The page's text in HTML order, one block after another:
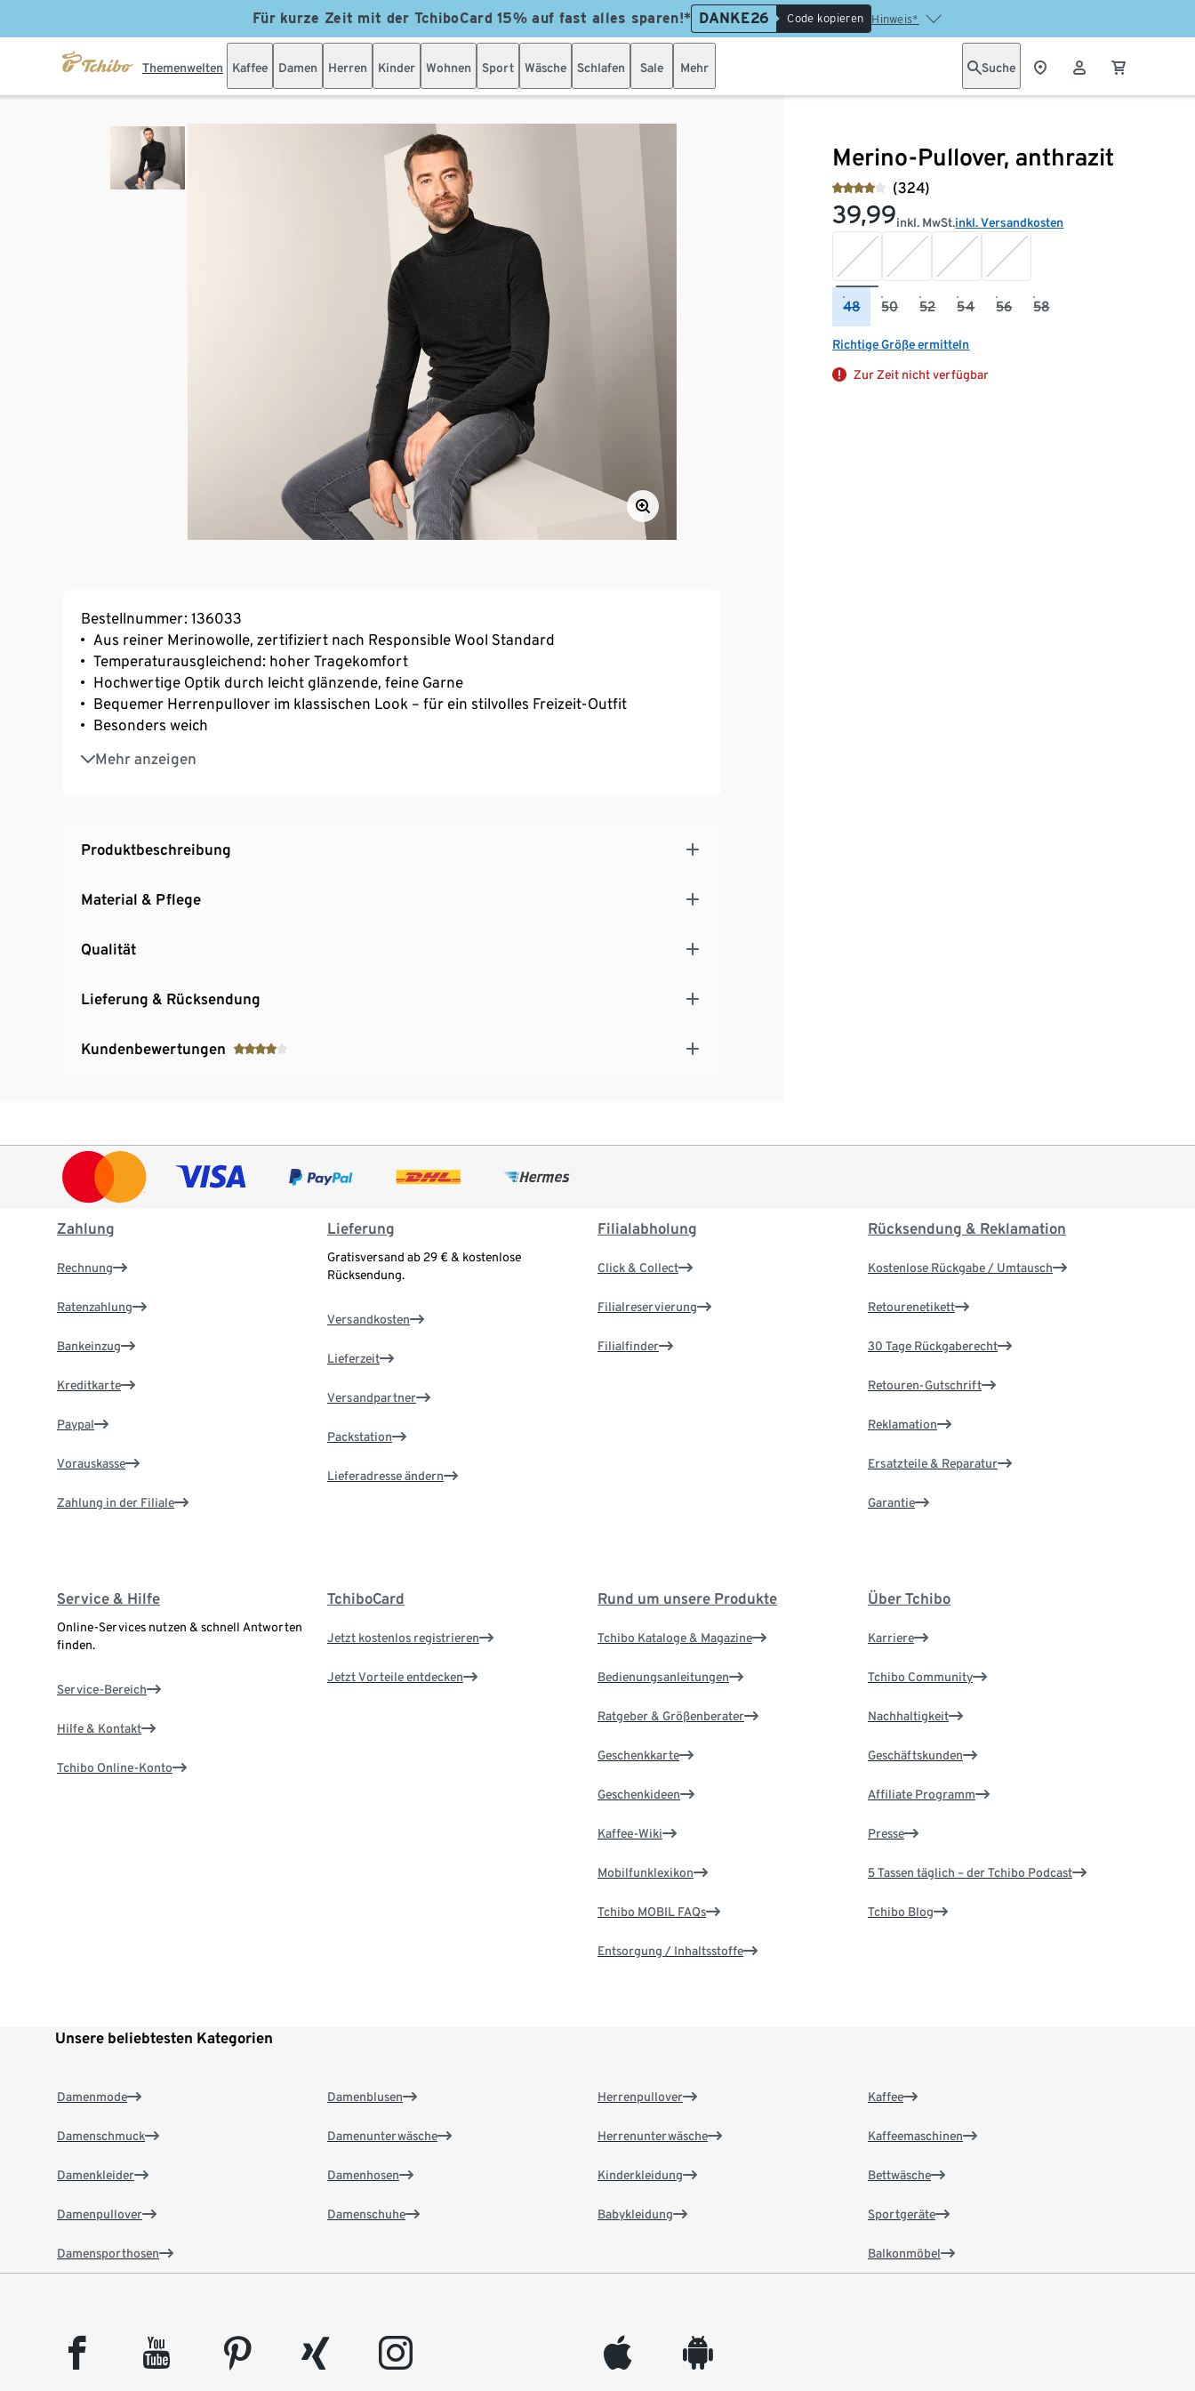
Für kurze Zeit mit der TchiboCard 15% auf fast alles sparen!* DANKE26 Code kopieren Hinweis*
Themenwelten Kaffee Damen Herren Kinder Wohnen Sport Wäsche Schlafen Sale Mehr Suche
Merino-Pullover, anthrazit
(324)
39,99inkl. MwSt.inkl. Versandkosten
48 50 52 54 56 58
Richtige Größe ermitteln
Zur Zeit nicht verfügbar
Bestellnummer: 136033
Aus reiner Merinowolle, zertifiziert nach Responsible Wool Standard
Temperaturausgleichend: hoher Tragekomfort
Hochwertige Optik durch leicht glänzende, feine Garne
Bequemer Herrenpullover im klassischen Look – für ein stilvolles Freizeit-Outfit
Besonders weich
Mehr anzeigen
Eleganter Rollkragen
Mit formstabilen Bündchen
Produktbeschreibung
Material & Pflege
Qualität
Lieferung & Rücksendung
Kundenbewertungen
Zahlung
Rechnung
Ratenzahlung
Bankeinzug
Kreditkarte
Paypal
Vorauskasse
Zahlung in der Filiale
Lieferung
Gratisversand ab 29 € & kostenlose
Rücksendung.
Versandkosten
Lieferzeit
Versandpartner
Packstation
Lieferadresse ändern
Filialabholung
Click & Collect
Filialreservierung
Filialfinder
Rücksendung & Reklamation
Kostenlose Rückgabe / Umtausch
Retourenetikett
30 Tage Rückgaberecht
Retouren-Gutschrift
Reklamation
Ersatzteile & Reparatur
Garantie
Service & Hilfe
Online-Services nutzen & schnell Antworten
finden.
Service-Bereich
Hilfe & Kontakt
Tchibo Online-Konto
TchiboCard
Jetzt kostenlos registrieren
Jetzt Vorteile entdecken
Rund um unsere Produkte
Tchibo Kataloge & Magazine
Bedienungsanleitungen
Ratgeber & Größenberater
Geschenkkarte
Geschenkideen
Kaffee-Wiki
Mobilfunklexikon
Tchibo MOBIL FAQs
Entsorgung / Inhaltsstoffe
Über Tchibo
Karriere
Tchibo Community
Nachhaltigkeit
Geschäftskunden
Affiliate Programm
Presse
5 Tassen täglich – der Tchibo Podcast
Tchibo Blog
Unsere beliebtesten Kategorien
Damenmode
Damenschmuck
Damenkleider
Damenpullover
Damensporthosen
Damenblusen
Damenunterwäsche
Damenhosen
Damenschuhe
Herrenpullover
Herrenunterwäsche
Kinderkleidung
Babykleidung
Kaffee
Kaffeemaschinen
Bettwäsche
Sportgeräte
Balkonmöbel
facebook youtube pinterest xing instagram appleinc android